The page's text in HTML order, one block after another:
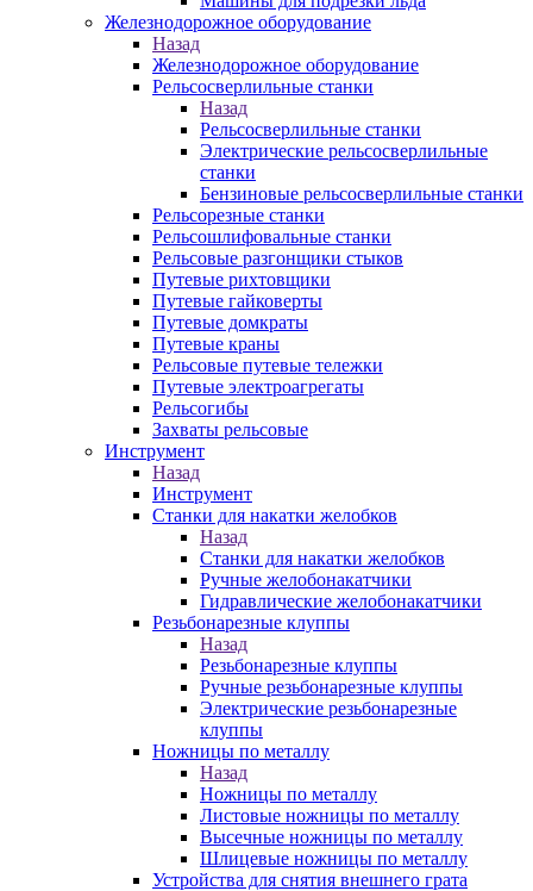
Железнодорожное оборудование
Назад
Железнодорожное оборудование
Рельсосверлильные станки
Назад
Рельсосверлильные станки
Электрические рельсосверлильные
станки
Бензиновые рельсосверлильные станки
Рельсорезные станки
Рельсошлифовальные станки
Рельсовые разгонщики стыков
Путевые рихтовщики
Путевые гайковерты
Путевые домкраты
Путевые краны
Рельсовые путевые тележки
Путевые электроагрегаты
Рельсогибы
Захваты рельсовые
Инструмент
Назад
Инструмент
Станки для накатки желобков
Назад
Станки для накатки желобков
Ручные желобонакатчики
Гидравлические желобонакатчики
Резьбонарезные клуппы
Назад
Резьбонарезные клуппы
Ручные резьбонарезные клуппы
Электрические резьбонарезные
клуппы
Ножницы по металлу
Назад
Ножницы по металлу
Листовые ножницы по металлу
Высечные ножницы по металлу
Шлицевые ножницы по металлу
Устройства для снятия внешнего грата